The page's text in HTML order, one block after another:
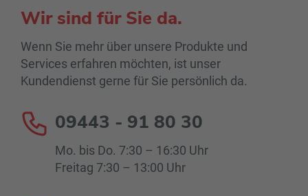
Wir sind für Sie da.
Wenn Sie mehr über unsere Produkte und
Services erfahren möchten, ist unser
Kundendienst gerne für Sie persönlich da.
09443 - 91 80 30
Mo. bis Do. 7:30 – 16:30 Uhr
Freitag 7:30 – 13:00 Uhr